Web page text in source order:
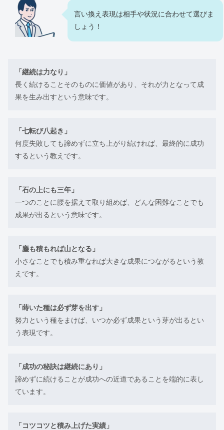
言い換え表現は相手や状況に合わせて選びま
しょう！
「継続は力なり」
長く続けることそのものに価値があり、それが力となって成
果を生み出すという意味です。
「七転び八起き」
何度失敗しても諦めずに立ち上がり続ければ、最終的に成功
するという教えです。
「石の上にも三年」
一つのことに腰を据えて取り組めば、どんな困難なことでも
成果が出るという意味です。
「塵も積もれば山となる」
小さなことでも積み重なれば大きな成果につながるという教
えです。
「蒔いた種は必ず芽を出す」
努力という種をまけば、いつか必ず成果という芽が出るとい
う表現です。
「成功の秘訣は継続にあり」
諦めずに続けることが成功への近道であることを端的に表し
ています。
「コツコツと積み上げた実績」